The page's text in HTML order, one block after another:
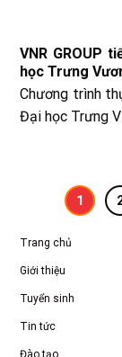
VNR GROUP
học Trưng
Chương trình
Đại học Trưng
1
Trang chủ
Giới thiệu
Tuyển sinh
Tin tức
Đào tạo